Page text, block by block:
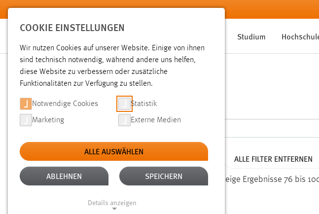
Zum Hauptinhalt springen
Studium
SUCHE
Aktive Filter: TYP: SEITEN ALTER: ÜBER EIN JAHR ALLE FILTER ENTFERNEN
Gesucht nach "raum". Es wurden 553 Ergebnisse gefunden. Zeige Ergebnisse 76 bis
COOKIE EINSTELLUNGEN
Wir nutzen Cookies auf unserer Website. Einige von ihnen
sind technisch notwendig, während andere uns helfen,
diese Website zu verbessern oder zusätzliche
Funktionalitäten zur Verfügung zu stellen.
Notwendige Cookies Statistik
Marketing Externe Medien
ALLE AUSWÄHLEN
ABLEHNEN SPEICHERN
Details anzeigen